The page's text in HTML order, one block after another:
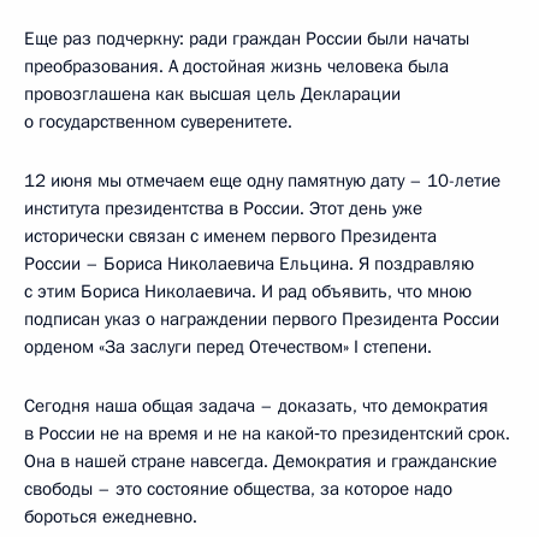
Еще раз подчеркну: ради граждан России были начаты
преобразования. А достойная жизнь человека была
провозглашена как высшая цель Декларации
о государственном суверенитете.
12 июня мы отмечаем еще одну памятную дату – 10-летие
института президентства в России. Этот день уже
исторически связан с именем первого Президента
России – Бориса Николаевича Ельцина. Я поздравляю
с этим Бориса Николаевича. И рад объявить, что мною
подписан указ о награждении первого Президента России
орденом «За заслуги перед Отечеством» I степени.
Сегодня наша общая задача – доказать, что демократия
в России не на время и не на какой‑то президентский срок.
Она в нашей стране навсегда. Демократия и гражданские
свободы – это состояние общества, за которое надо
бороться ежедневно.